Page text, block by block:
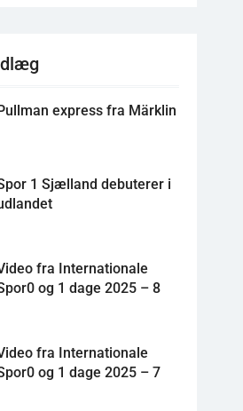
express fra Märklin
1 Sjælland debuterer i
fra Internationale
og 1 dage 2025 – 8
fra Internationale
og 1 dage 2025 – 7